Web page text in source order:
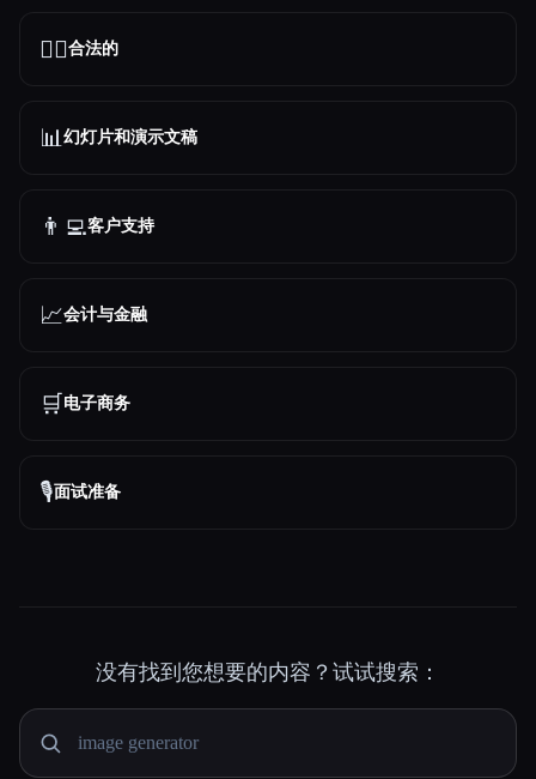
👩‍⚖️合法的
📊 幻灯片和演示文稿
👨‍💻客户支持
📈会计与金融
🛒 电子商务
🎙️面试准备
没有找到您想要的内容？试试搜索：